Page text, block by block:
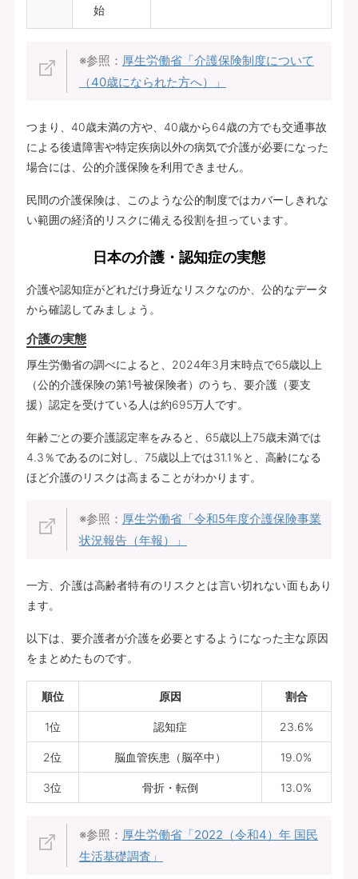
始
※参照： 厚生労働省「介護保険制度について
（40歳になられた方へ）」
つまり、40歳未満の方や、40歳から64歳の方でも交通事故
による後遺障害や特定疾病以外の病気で介護が必要になった
場合には、公的介護保険を利用できません。
民間の介護保険は、このような公的制度ではカバーしきれな
い範囲の経済的リスクに備える役割を担っています。
日本の介護・認知症の実態
介護や認知症がどれだけ身近なリスクなのか、公的なデータ
から確認してみましょう。
介護の実態
厚生労働省の調べによると、2024年3月末時点で65歳以上
（公的介護保険の第1号被保険者）のうち、要介護（要支
援）認定を受けている人は約695万人です。
年齢ごとの要介護認定率をみると、65歳以上75歳未満では
4.3％であるのに対し、75歳以上では31.1％と、高齢になる
ほど介護のリスクは高まることがわかります。
※参照： 厚生労働省「令和5年度介護保険事業
状況報告（年報）」
一方、介護は高齢者特有のリスクとは言い切れない面もあり
ます。
以下は、要介護者が介護を必要とするようになった主な原因
をまとめたものです。
順位 原因 割合
1位 認知症 23.6%
2位 脳血管疾患（脳卒中） 19.0%
3位 骨折・転倒 13.0%
※参照： 厚生労働省「2022（令和4）年 国民
生活基礎調査」